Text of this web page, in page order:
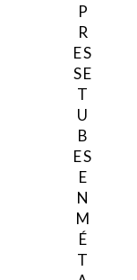
P
R
ES
SE
T
U
B
ES
E
N
M
É
T